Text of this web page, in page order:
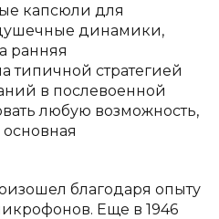
капсюли для
динамики,
ранняя
типичной стратегией
в послевоенной
любую возможность,
благодаря опыту
Еще в 1946